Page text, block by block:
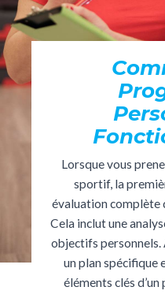
Lorsque vous
sportif, la
évaluation complète
Cela inclut une
objectifs
un plan spécifique
éléments clés